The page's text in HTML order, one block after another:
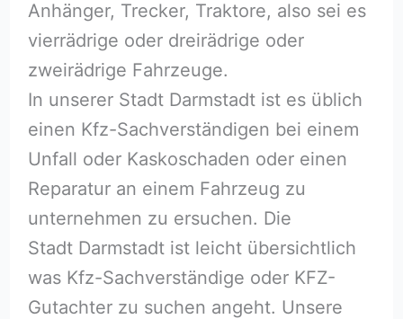
Anhänger, Trecker, Traktore, also sei es
vierrädrige oder dreirädrige oder
zweirädrige Fahrzeuge.
In unserer Stadt Darmstadt ist es üblich
einen Kfz-Sachverständigen bei einem
Unfall oder Kaskoschaden oder einen
Reparatur an einem Fahrzeug zu
unternehmen zu ersuchen. Die
Stadt Darmstadt ist leicht übersichtlich
was Kfz-Sachverständige oder KFZ-
Gutachter zu suchen angeht. Unsere